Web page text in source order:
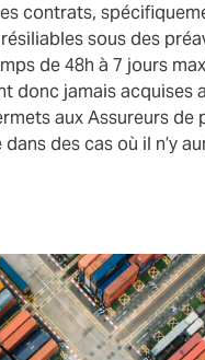
contrats,
sous des
de 48h à 7 jours
donc jamais acquises
aux Assureurs de
des cas où il n’y